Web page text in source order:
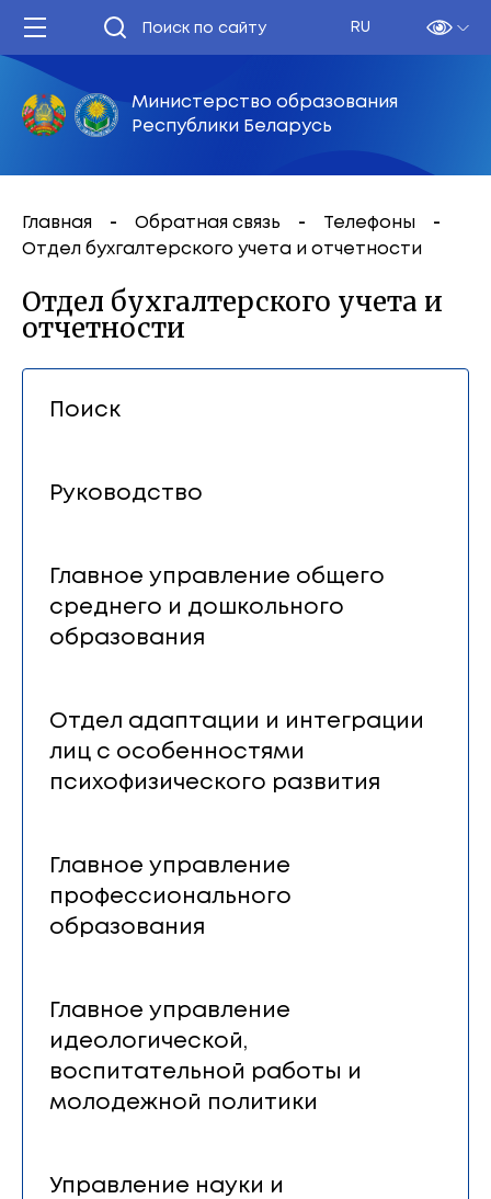
RU
Министерство образования
Республики Беларусь
Главная Обратная связь
Телефоны
Отдел бухгалтерского учета и отчетности
Отдел бухгалтерского учета и
отчетности
Поиск
Руководство
Главное управление общего
среднего и дошкольного
образования
Отдел адаптации и интеграции
лиц с особенностями
психофизического развития
Главное управление
профессионального
образования
Главное управление
идеологической,
воспитательной работы и
молодежной политики
Управление науки и